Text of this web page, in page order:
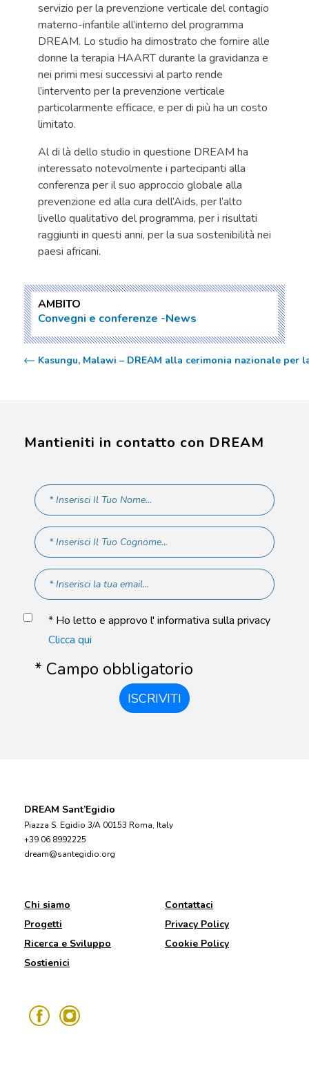
servizio per la prevenzione verticale del contagio
materno-infantile all’interno del programma
DREAM. Lo studio ha dimostrato che fornire alle
donne la terapia HAART durante la gravidanza e
nei primi mesi successivi al parto rende
l’intervento per la prevenzione verticale
particolarmente efficace, e per di più ha un costo
limitato.
Al di là dello studio in questione DREAM ha
interessato notevolmente i partecipanti alla
conferenza per il suo approccio globale alla
prevenzione ed alla cura dell’Aids, per l’alto
livello qualitativo del programma, per i risultati
raggiunti in questi anni, per la sua sostenibilità nei
paesi africani.
AMBITO
Convegni e conferenze News
Kasungu, Malawi – DREAM alla cerimonia nazionale per
Mantieniti in contatto con DREAM
* Ho letto e approvo l' informativa sulla privacy
Clicca qui
* Campo obbligatorio
ISCRIVITI
DREAM Sant’Egidio
Piazza S. Egidio 3/A 00153 Roma, Italy
+39 06 8992225
dream@santegidio.org
Chi siamo
Progetti
Ricerca e Sviluppo
Sostienici
Contattaci
Privacy Policy
Cookie Policy